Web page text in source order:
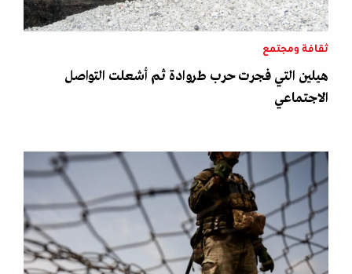
ثقافة ومجتمع
هيلين التي فجرت حرب طروادة ثم أشعلت التواصل
الاجتماعي